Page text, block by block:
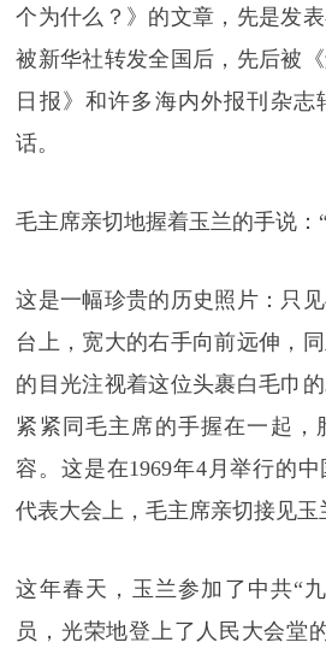
个为什么？》的文章，先是发
被新华社转发全国后，先后被
日报》和许多海内外报刊杂志
话。
毛主席亲切地握着玉兰的手说：
这是一幅珍贵的历史照片：只
台上，宽大的右手向前远伸，
的目光注视着这位头裹白毛巾
紧紧同毛主席的手握在一起，
容。这是在1969年4月举行的
代表大会上，毛主席亲切接见玉
这年春天，玉兰参加了中共“
员，光荣地登上了人民大会堂